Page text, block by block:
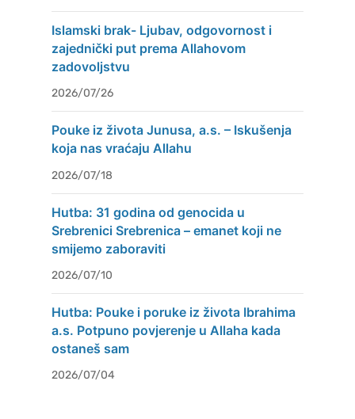
Islamski brak- Ljubav, odgovornost i
zajednički put prema Allahovom
zadovoljstvu
2026/07/26
Pouke iz života Junusa, a.s. – Iskušenja
koja nas vraćaju Allahu
2026/07/18
Hutba: 31 godina od genocida u
Srebrenici Srebrenica – emanet koji ne
smijemo zaboraviti
2026/07/10
Hutba: Pouke i poruke iz života Ibrahima
a.s. Potpuno povjerenje u Allaha kada
ostaneš sam
2026/07/04